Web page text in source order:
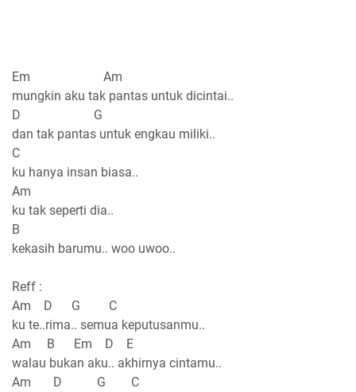
Em Am
mungkin aku tak pantas untuk dicintai..
D G
dan tak pantas untuk engkau miliki..
C
ku hanya insan biasa..
Am
ku tak seperti dia..
B
kekasih barumu.. woo uwoo..
Reff :
Am D G C
ku te..rima.. semua keputusanmu..
Am B Em D E
walau bukan aku.. akhirnya cintamu..
Am D G C